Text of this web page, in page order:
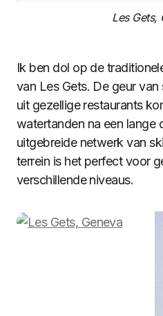
Les Gets,
Ik ben dol op de
van Les Gets. De geur
uit gezellige restaurants
watertanden na een lange
uitgebreide netwerk van
terrein is het perfect voor
verschillende niveaus.